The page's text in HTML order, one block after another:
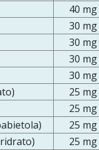
40 mg
30 mg
30 mg
30 mg
30 mg
25 mg
25 mg
25 mg
25 mg